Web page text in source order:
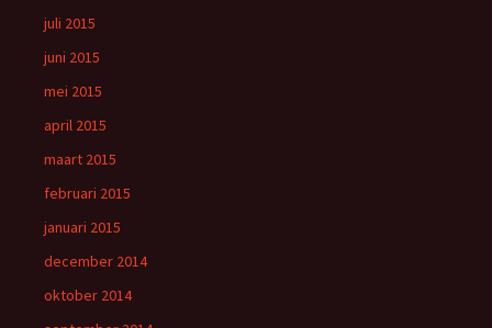
juli 2015
juni 2015
mei 2015
april 2015
maart 2015
februari 2015
januari 2015
december 2014
oktober 2014